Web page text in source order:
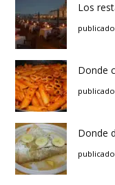
Los
Donde
Donde